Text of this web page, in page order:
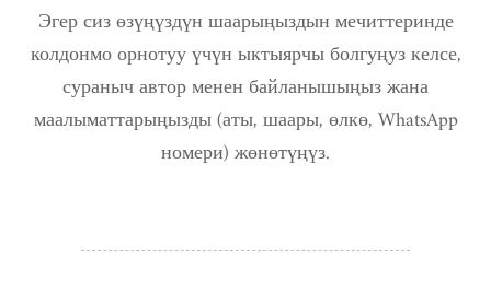
Эгер сиз өзүңүздүн шаарыңыздын мечиттеринде
колдонмо орнотуу үчүн ыктыярчы болгуңуз келсе,
сураныч автор менен байланышыңыз жана
маалыматтарыңызды (аты, шаары, өлкө, WhatsApp
номери) жөнөтүңүз.